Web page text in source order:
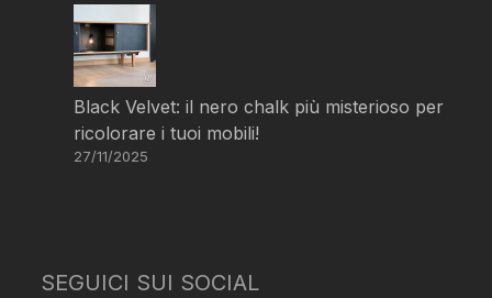
Black Velvet: il nero chalk più misterioso per
ricolorare i tuoi mobili!
27/11/2025
SEGUICI SUI SOCIAL